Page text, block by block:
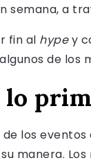
semana, a
fin al hypey
de los
lo
los
manera.